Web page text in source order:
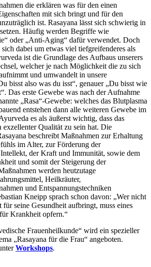
die erklären was für den einen
mit sich bringt und für den
ist. Rasayana lässt sich schwierig in
Häufig werden Begriffe wie
oder „Anti-Aging“ dafür verwendet. Doch
dabei um etwas viel tiefgreifenderes als
ist die Grundlage des Aufbaus unserers
welcher je nach Möglichkeit die zu sich
und umwandelt in unsere
bisst also was du isst“, genauer „Du bisst wie
Das erste Gewebe was nach der Aufnahme
„Rasa“-Gewebe: welches das Blutplasma
entstehen dann alle weiteren Gewebe im
es als äußerst wichtig, dass das
exzellenter Qualität zu sein hat. Die
beschreibt Maßnahmen zur Erhaltung
im Alter, zur Förderung der
der Kraft und Immunität, sowie dem
und somit der Steigerung der
werden heutzutage
Heilkräuter,
und Entspannungstechniken
Kneipp sprach schon davon: „Wer nicht
für seine Gesundheit aufbringt, muss eines
Krankheit opfern.“
Frauenheilkunde“ wird ein spezieller
„Rasayana für die Frau“ angeboten.
Workshops.